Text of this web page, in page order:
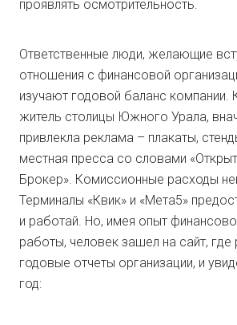
проявлять осмотрительность.
Ответственные люди, желающие
отношения с финансовой
изучают годовой баланс компании.
житель столицы Южного Урала,
привлекла реклама – плакаты,
местная пресса со словами
Брокер». Комиссионные расходы
Терминалы «Квик» и «Мета5»
и работай. Но, имея опыт
работы, человек зашел на сайт,
годовые отчеты организации, и
год: